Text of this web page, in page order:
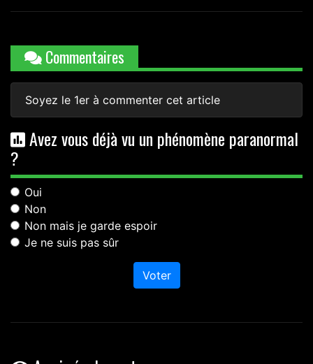
Commentaires
Soyez le 1er à commenter cet article
Avez vous déjà vu un phénomène paranormal
?
Oui
Non
Non mais je garde espoir
Je ne suis pas sûr
Voter